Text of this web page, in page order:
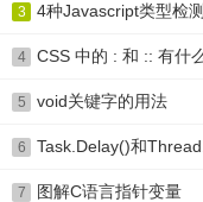
3 4种Javascript类型检
4 CSS 中的 : 和 :: 有什
5 void关键字的用法
6 Task.Delay()和
7 图解C语言指针变量